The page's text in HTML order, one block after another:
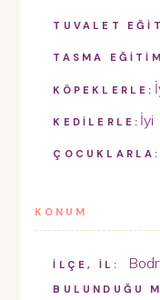
TUVALET
TASMA
KÖPEKLERLE:
KEDİLERLE: İyi
ÇOCUKLARLA:
KONUM
İLÇE, İL:
BULUNDUĞU